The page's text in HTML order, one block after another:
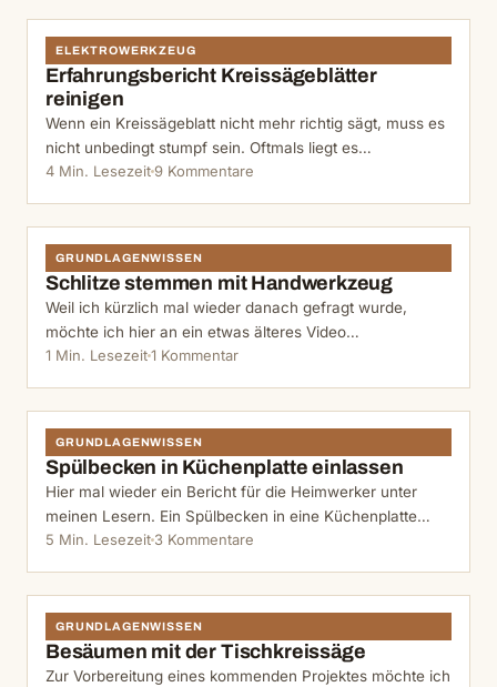
ELEKTROWERKZEUG
Erfahrungsbericht Kreissägeblätter
reinigen
Wenn ein Kreissägeblatt nicht mehr richtig sägt, muss es
nicht unbedingt stumpf sein. Oftmals liegt es…
4 Min. Lesezeit9 Kommentare
GRUNDLAGENWISSEN
Schlitze stemmen mit Handwerkzeug
Weil ich kürzlich mal wieder danach gefragt wurde,
möchte ich hier an ein etwas älteres Video…
1 Min. Lesezeit1 Kommentar
GRUNDLAGENWISSEN
Spülbecken in Küchenplatte einlassen
Hier mal wieder ein Bericht für die Heimwerker unter
meinen Lesern. Ein Spülbecken in eine Küchenplatte…
5 Min. Lesezeit 3 Kommentare
GRUNDLAGENWISSEN
Besäumen mit der Tischkreissäge
Zur Vorbereitung eines kommenden Projektes möchte ich